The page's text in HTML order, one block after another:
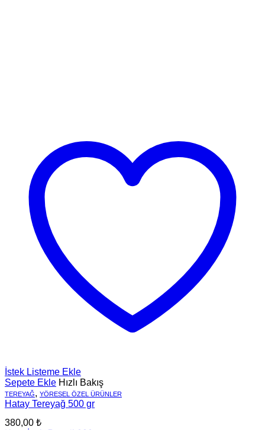
İstek Listeme Ekle
Sepete Ekle Hızlı Bakış
TEREYAĞ, YÖRESEL ÖZEL ÜRÜNLER
Hatay Tereyağ 500 gr
380,00 ₺